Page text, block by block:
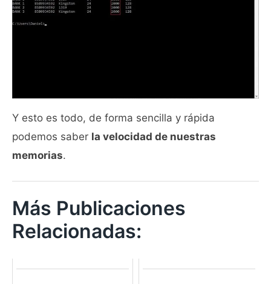
Y esto es todo, de forma sencilla y rápida
podemos saber la velocidad de nuestras
memorias.
Más Publicaciones
Relacionadas: